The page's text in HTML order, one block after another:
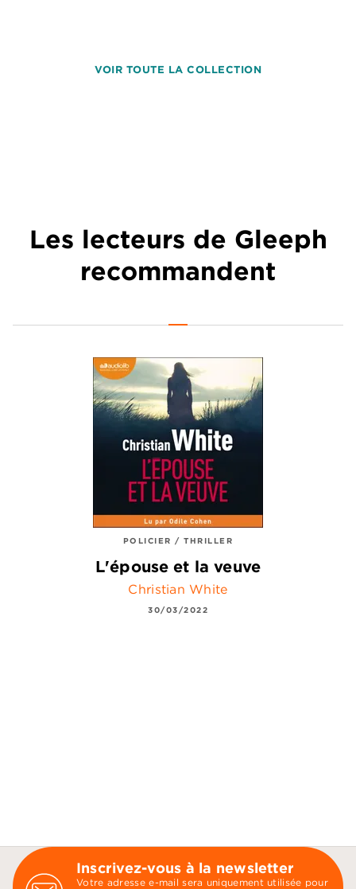
VOIR TOUTE LA COLLECTION
Les lecteurs de Gleeph
recommandent
POLICIER / THRILLER
L'épouse et la veuve
Christian White
30/03/2022
Inscrivez-vous à la newsletter
Votre adresse e-mail sera uniquement utilisée pour